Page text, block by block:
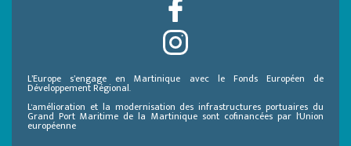
L’Europe s’engage en Martinique avec le Fonds Européen de
Développement Régional.
L'amélioration et la modernisation des infrastructures portuaires du
Grand Port Maritime de la Martinique sont cofinancées par l'Union
européenne